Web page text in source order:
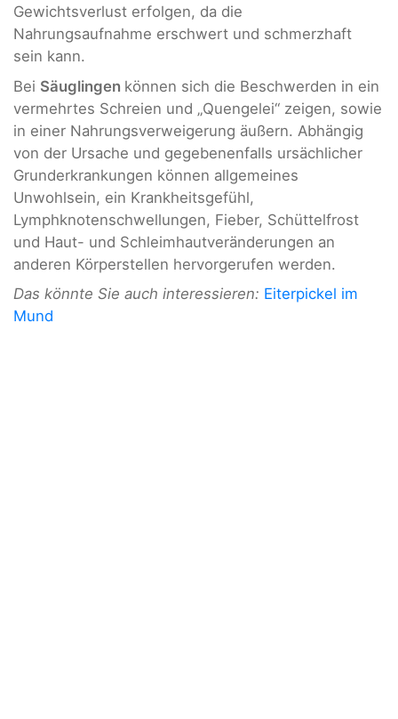
Gewichtsverlust erfolgen, da die
Nahrungsaufnahme erschwert und schmerzhaft
sein kann.
Bei Säuglingen können sich die Beschwerden in ein
vermehrtes Schreien und „Quengelei“ zeigen, sowie
in einer Nahrungsverweigerung äußern. Abhängig
von der Ursache und gegebenenfalls ursächlicher
Grunderkrankungen können allgemeines
Unwohlsein, ein Krankheitsgefühl,
Lymphknotenschwellungen, Fieber, Schüttelfrost
und Haut- und Schleimhautveränderungen an
anderen Körperstellen hervorgerufen werden.
Das könnte Sie auch interessieren: Eiterpickel im
Mund